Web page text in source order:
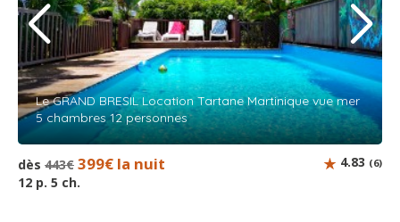
Le GRAND BRESIL Location Tartane Martinique vue mer
5 chambres 12 personnes
dès 443€ 399€ la nuit
12 p. 5 ch.
4.83 (6)